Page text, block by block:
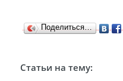
Поделиться…
Статьи на тему: